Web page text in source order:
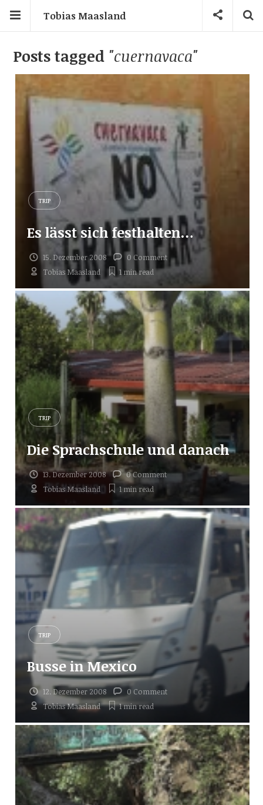
Tobias Maasland
Posts tagged "cuernavaca"
TRIP
Es lässt sich festhalten…
15. Dezember 2008
0 Comment
Tobias Maasland
1 minread
TRIP
Die Sprachschule und danach
13. Dezember 2008
0 Comment
Tobias Maasland
1 min read
TRIP
Busse in Mexico
12. Dezember 2008
0 Comment
Tobias Maasland
1 minread